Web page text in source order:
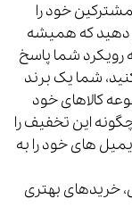
خود را
دهید که همیشه
رویکرد شما پاسخ
شما یک برند
کالاهای خود
چگونه این تخفیف را
های خود را به
خریدهای بهتری